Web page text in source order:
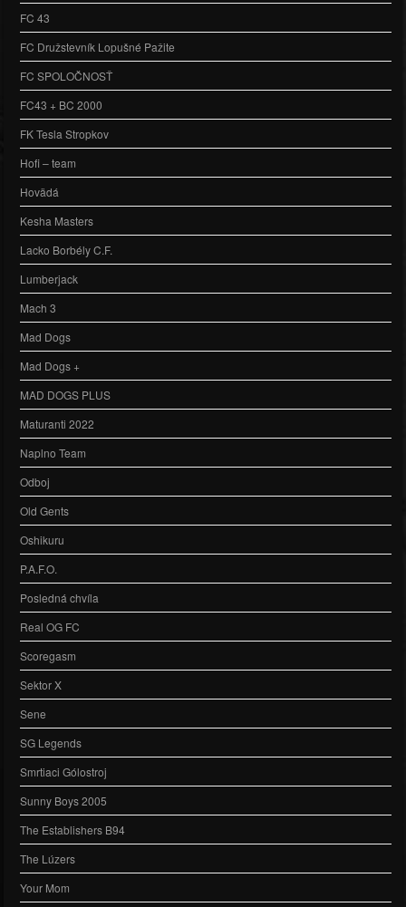
FC 43
FC Družstevník Lopušné Pažite
FC SPOLOČNOSŤ
FC43 + BC 2000
FK Tesla Stropkov
Hofi – team
Hovädá
Kesha Masters
Lacko Borbély C.F.
Lumberjack
Mach 3
Mad Dogs
Mad Dogs +
MAD DOGS PLUS
Maturanti 2022
Naplno Team
Odboj
Old Gents
Oshikuru
P.A.F.O.
Posledná chvíla
Real OG FC
Scoregasm
Sektor X
Sene
SG Legends
Smrtiaci Gólostroj
Sunny Boys 2005
The Establishers B94
The Lúzers
Your Mom